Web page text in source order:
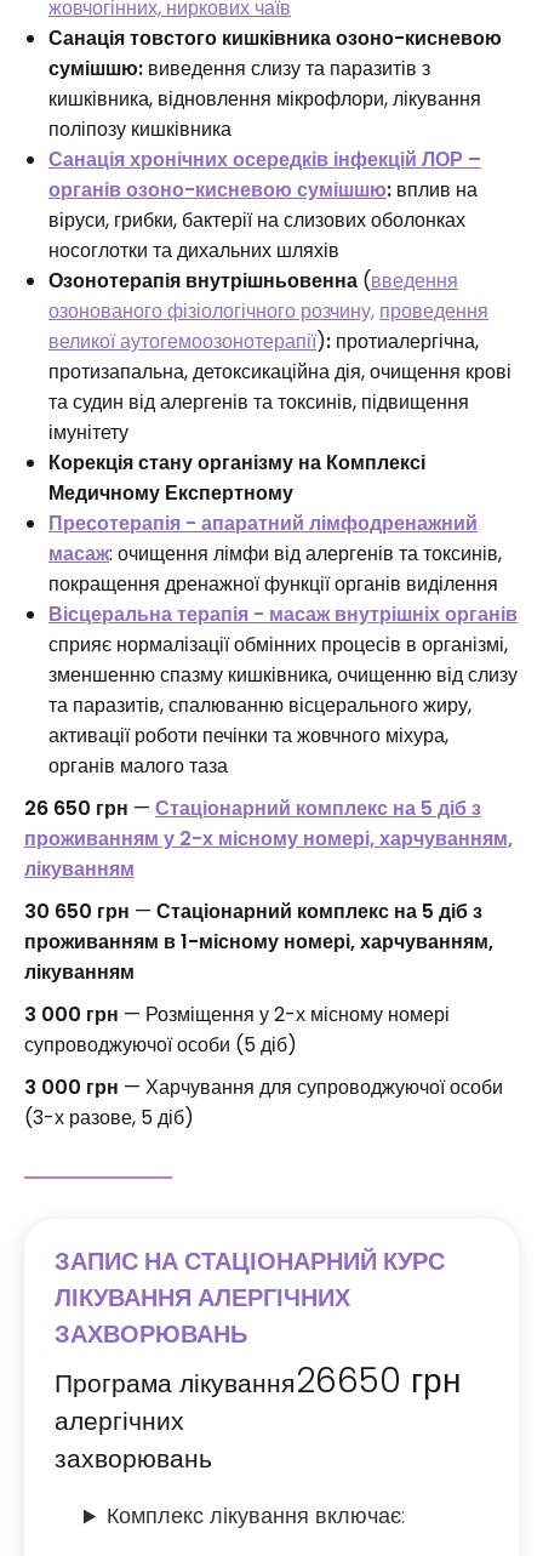
жовчогінних, ниркових чаїв
Санація товстого кишківника озоно-кисневою
сумішшю: виведення слизу та паразитів з
кишківника, відновлення мікрофлори, лікування
поліпозу кишківника
Санація хронічних осередків інфекцій ЛОР –
органів озоно-кисневою сумішшю: вплив на
віруси, грибки, бактерії на слизових оболонках
носоглотки та дихальних шляхів
Озонотерапія внутрішньовенна (введення
озонованого фізіологічного розчину, проведення
великої аутогемоозонотерапії): протиалергічна,
протизапальна, детоксикаційна дія, очищення крові
та судин від алергенів та токсинів, підвищення
імунітету
Корекція стану організму на Комплексі
Медичному Експертному
Пресотерапія - апаратний лімфодренажний
масаж: очищення лімфи від алергенів та токсинів,
покращення дренажної функції органів виділення
Вісцеральна терапія - масаж внутрішніх органів
сприяє нормалізації обмінних процесів в організмі,
зменшенню спазму кишківника, очищенню від слизу
та паразитів, спалюванню вісцерального жиру,
активації роботи печінки та жовчного міхура,
органів малого таза
26 650 грн — Стаціонарний комплекс на 5 діб з
проживанням у 2-х місному номері, харчуванням,
лікуванням
30 650 грн — Стаціонарний комплекс на 5 діб з
проживанням в 1-місному номері, харчуванням,
лікуванням
3 000 грн — Розміщення у 2-х місному номері
супроводжуючої особи (5 діб)
3 000 грн — Харчування для супроводжуючої особи
(3-х разове, 5 діб)
ЗАПИС НА СТАЦІОНАРНИЙ КУРС
ЛІКУВАННЯ АЛЕРГІЧНИХ
ЗАХВОРЮВАНЬ
Програма лікування
алергічних
захворювань
26650 грн
Комплекс лікування включає: